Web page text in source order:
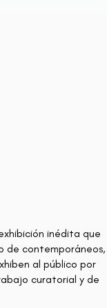
inédita que
de contemporáneos,
al público por
curatorial y de